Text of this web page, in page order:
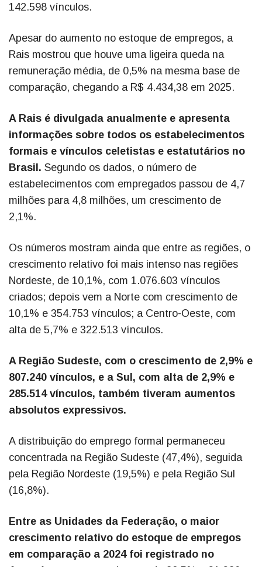
142.598 vínculos.
Apesar do aumento no estoque de empregos, a
Rais mostrou que houve uma ligeira queda na
remuneração média, de 0,5% na mesma base de
comparação, chegando a R$ 4.434,38 em 2025.
A Rais é divulgada anualmente e apresenta
informações sobre todos os estabelecimentos
formais e vínculos celetistas e estatutários no
Brasil. Segundo os dados, o número de
estabelecimentos com empregados passou de 4,7
milhões para 4,8 milhões, um crescimento de
2,1%.
Os números mostram ainda que entre as regiões, o
crescimento relativo foi mais intenso nas regiões
Nordeste, de 10,1%, com 1.076.603 vínculos
criados; depois vem a Norte com crescimento de
10,1% e 354.753 vínculos; a Centro-Oeste, com
alta de 5,7% e 322.513 vínculos.
A Região Sudeste, com o crescimento de 2,9% e
807.240 vínculos, e a Sul, com alta de 2,9% e
285.514 vínculos, também tiveram aumentos
absolutos expressivos.
A distribuição do emprego formal permaneceu
concentrada na Região Sudeste (47,4%), seguida
pela Região Nordeste (19,5%) e pela Região Sul
(16,8%).
Entre as Unidades da Federação, o maior
crescimento relativo do estoque de empregos
em comparação a 2024 foi registrado no